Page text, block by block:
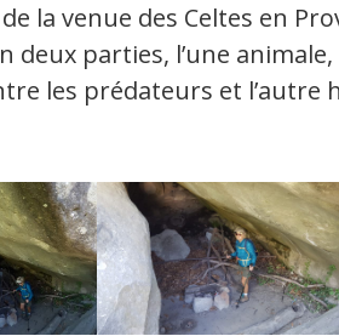
la venue des Celtes en
deux parties, l’une
les prédateurs et l’autre